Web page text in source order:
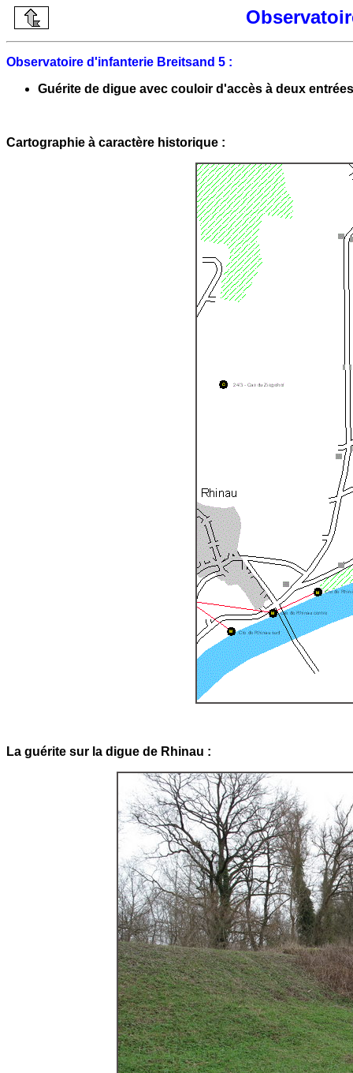
Observatoire d'infanterie Breitsand 5 :
Guérite de digue avec couloir d'accès à deux entrées
Cartographie à caractère historique :
La guérite sur la digue de Rhinau :